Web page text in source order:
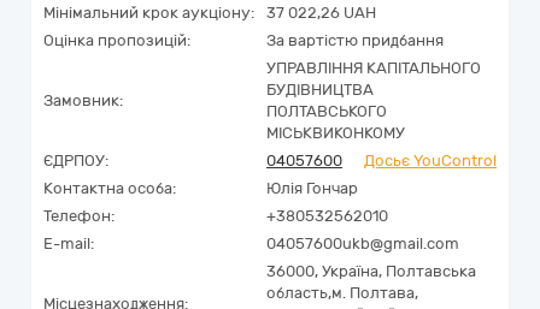
Мінімальний крок аукціону:
37 022,26 UAH
Оцінка пропозицій:
За вартістю придбання
Замовник:
УПРАВЛІННЯ КАПІТАЛЬНОГО
БУДІВНИЦТВА
ПОЛТАВСЬКОГО
МІСЬКВИКОНКОМУ
ЄДРПОУ:
04057600
Досьє YouControl
Контактна особа:
Юлія Гончар
Телефон:
+380532562010
E-mail:
04057600ukb@gmail.com
Місцезнаходження:
36000, Україна, Полтавська
область,м. Полтава,